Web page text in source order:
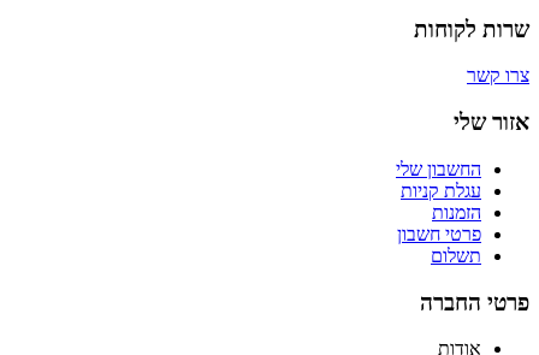
שרות לקוחות
צרו קשר
אזור שלי
החשבון שלי
עגלת קניות
הזמנות
פרטי חשבון
תשלום
פרטי החברה
אודות